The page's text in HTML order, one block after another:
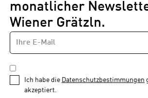
monatlicher
Wiener Grätzln.
Newsletter
1
von
E-
MAIL-
ADRESSE
DATENSCHUTZBESTIMMUNGEN
*
Ich habe die Datenschutzbestimmungen
akzeptiert.